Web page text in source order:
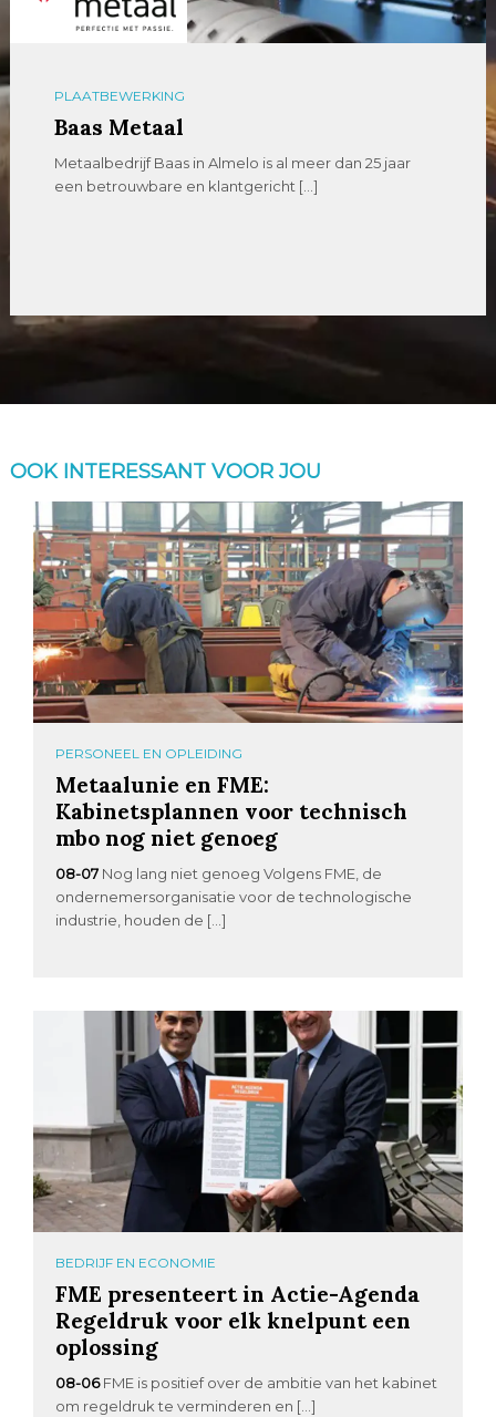
PLAATBEWERKING
Baas Metaal
Metaalbedrijf Baas in Almelo is al meer dan 25 jaar
een betrouwbare en klantgericht […]
OOK INTERESSANT VOOR JOU
PERSONEEL EN OPLEIDING
Metaalunie en FME:
Kabinetsplannen voor technisch
mbo nog niet genoeg
08-07 Nog lang niet genoeg Volgens FME, de
ondernemersorganisatie voor de technologische
industrie, houden de […]
BEDRIJF EN ECONOMIE
FME presenteert in Actie-Agenda
Regeldruk voor elk knelpunt een
oplossing
08-06 FME is positief over de ambitie van het kabinet
om regeldruk te verminderen en […]